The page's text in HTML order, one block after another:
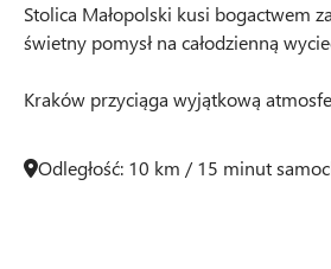
Stolica Małopolski kusi bogactwem
świetny pomysł na całodzienną
Kraków przyciąga wyjątkową
Odległość: 10 km / 15 minut